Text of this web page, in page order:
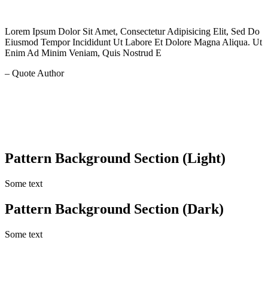
Lorem Ipsum Dolor Sit Amet, Consectetur Adipisicing Elit, Sed Do
Eiusmod Tempor Incididunt Ut Labore Et Dolore Magna Aliqua. Ut
Enim Ad Minim Veniam, Quis Nostrud E
– Quote Author
Pattern Background Section (Light)
Some text
Pattern Background Section (Dark)
Some text